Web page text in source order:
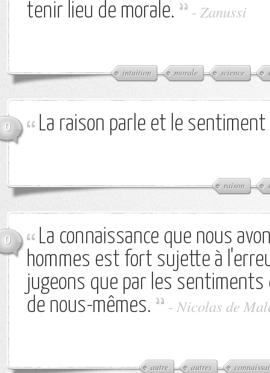
tenir lieu de morale.
- Zanussi
intuition morale science
0 La raison parle et le sentiment
raison
0
La connaissance que nous
hommes est fort sujette à
jugeons que par les sentiments
de nous-mêmes.
- Nicolas de
autre autres